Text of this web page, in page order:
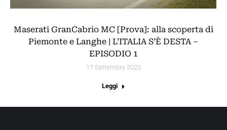
Maserati GranCabrio MC [Prova]: alla scoperta di
Piemonte e Langhe | L’ITALIA S’È DESTA –
EPISODIO 1
17 Settembre 2020
Leggi